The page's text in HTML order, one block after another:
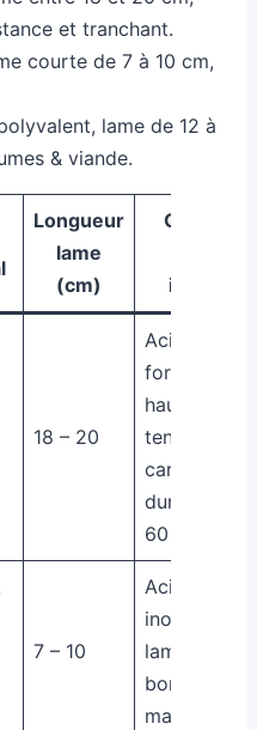
et tranchant.
courte de 7 à 10 cm,
lame de 12 à
& viande.
Longueur
lame
(cm)
Qualité
idéale
18 – 20
Acier
forgé,
haute
teneur en
carbone,
dureté 58-
60 HRC
7 – 10
Acier
inoxydable,
lame fine,
bonne
maniabilité